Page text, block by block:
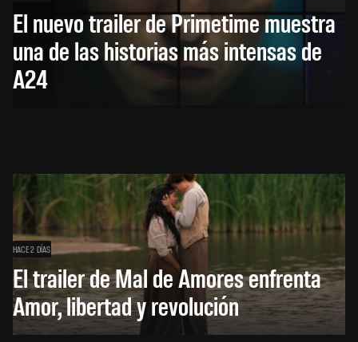
El nuevo trailer de Primetime muestra
una de las historias más intensas de
A24
HACE 2 DÍAS
El trailer de Mal de Amores enfrenta
Amor, libertad y revolución